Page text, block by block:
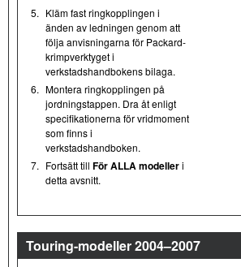
5. Kläm fast ringkopplingen i
änden av ledningen genom att
följa anvisningarna för Packard-
krimpverktyget i
verkstadshandbokens bilaga.
6. Montera ringkopplingen på
jordningstappen. Dra åt enligt
specifikationerna för vridmoment
som finns i
verkstadshandboken.
7. Fortsätt till För ALLA modelleri
detta avsnitt.
Touring-modeller 2004–2007